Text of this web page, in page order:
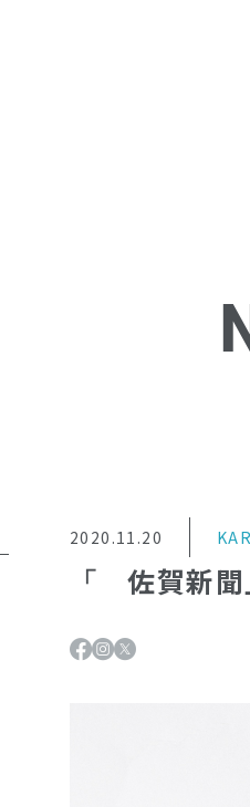
2020.11.20
「゙佐賀新聞